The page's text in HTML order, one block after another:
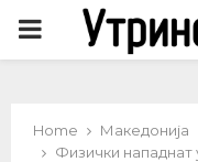
PRIMARY
Home
Македонија
Физички